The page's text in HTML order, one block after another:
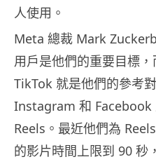
人使用。
Meta 總裁 Mark
用戶是他們的重要目標
TikTok 就是他們的參考
Instagram 和 Facebook
Reels。最近他們為
的影片時間上限到 90